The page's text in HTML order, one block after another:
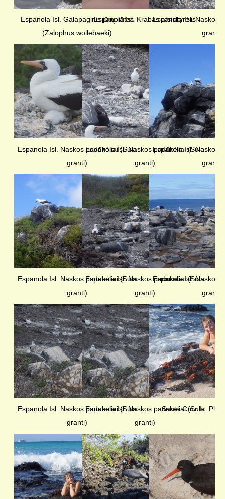
Espanola Isl. Galapaginis jūrų liūtas
(Zalophus wollebaeki)
Espanola Isl. Krabas atsiskyrėlis
Espanola Isl. Naskos
granti)
Espanola Isl. Naskos padūkėliai (Sula
granti)
Espanola Isl. Naskos padūkėliai (Sula
granti)
Espanola Isl. Naskos
granti)
Espanola Isl. Naskos padūkėliai (Sula
granti)
Espanola Isl. Naskos padūkėliai (Sula
granti)
Espanola Isl. Naskos
granti)
Espanola Isl. Naskos padūkėliai (Sula
granti)
Espanola Isl. Naskos padūkėliai (Sula
granti)
Santa Cruz Is.